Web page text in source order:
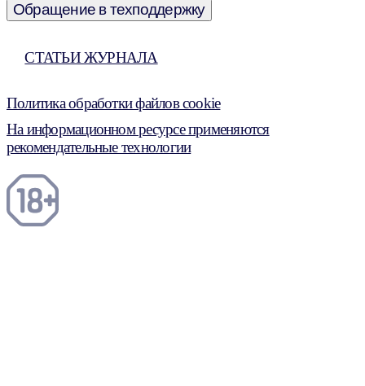
Обращение в техподдержку
СТАТЬИ ЖУРНАЛА
Политика обработки файлов cookie
На информационном ресурсе применяются
рекомендательные технологии